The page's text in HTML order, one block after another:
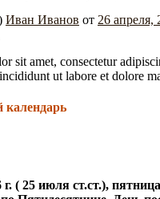
Иван Иванов от 26 апреля,
sit amet, consectetur
ut labore et dolore
г. ( 25 июля ст.ст.),